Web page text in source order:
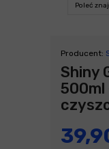
Poleć
Producent:
Shiny
500ml